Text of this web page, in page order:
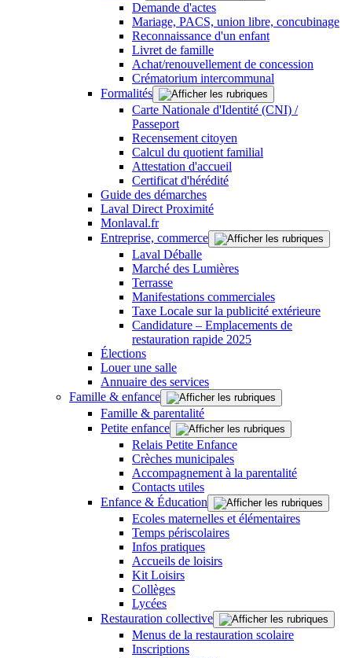
Demande d'actes
Mariage, PACS, union libre, concubinage
Reconnaissance d'un enfant
Livret de famille
Achat/renouvellement de concession
Crématorium intercommunal
Formalités
Carte Nationale d'Identité (CNI) /
Passeport
Recensement citoyen
Calcul du quotient familial
Attestation d'accueil
Certificat d'hérédité
Guide des démarches
Laval Direct Proximité
Monlaval.fr
Entreprise, commerce
Laval Déballe
Marché des Lumières
Terrasse
Manifestations commerciales
Taxe Locale sur la publicité extérieure
Candidature – Emplacements de
restauration rapide 2025
Élections
Louer une salle
Annuaire des services
Famille & enfance
Famille & parentalité
Petite enfance
Relais Petite Enfance
Crèches municipales
Accompagnement à la parentalité
Contacts utiles
Enfance & Éducation
Ecoles maternelles et élémentaires
Temps périscolaires
Infos pratiques
Accueils de loisirs
Kit Loisirs
Collèges
Lycées
Restauration collective
Menus de la restauration scolaire
Inscriptions